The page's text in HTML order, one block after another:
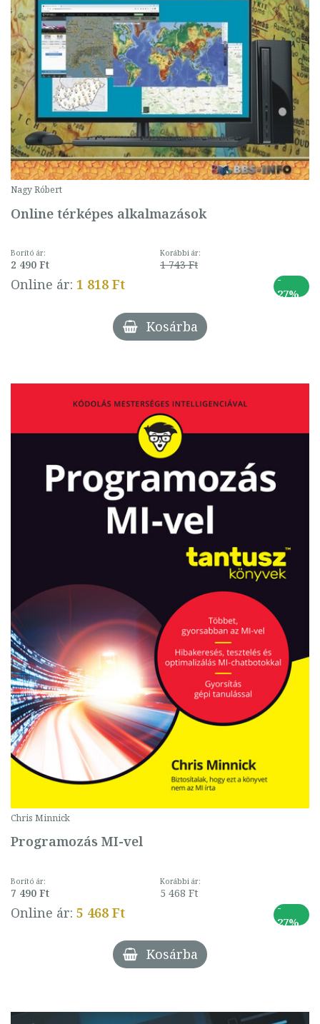
Nagy Róbert
Online térképes alkalmazások
Borító ár:
2 490 Ft
Korábbi ár:
1 743 Ft
Online ár: 1 818 Ft
-
27%
Kosárba
Chris Minnick
Programozás MI-vel
Borító ár:
7 490 Ft
Korábbi ár:
5 468 Ft
Online ár: 5 468 Ft
-
27%
Kosárba